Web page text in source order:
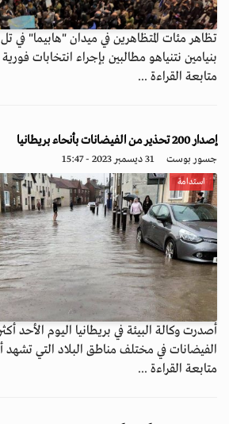
تظاهر مئات المتظاهرين في ميدان "هابيما"
بنيامين نتنياهو مطالبين بإجراء انتخابات
متابعة القراءة ...
إصدار 200 تحذير من الفيضانات بأنحاء بريطانيا
جسور بوست 31 ديسمبر 2023 - 15:47
استدامة
أصدرت وكالة البيئة في بريطانيا اليوم الأحد
الفيضانات في مختلف مناطق البلاد التي تشهد
متابعة القراءة ...